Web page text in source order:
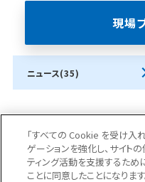
現場
ニュース(35)
「すべての Cookie を受け入れ
ゲーションを強化し、サイト
ティング活動を支援するため
ことに同意したことになります